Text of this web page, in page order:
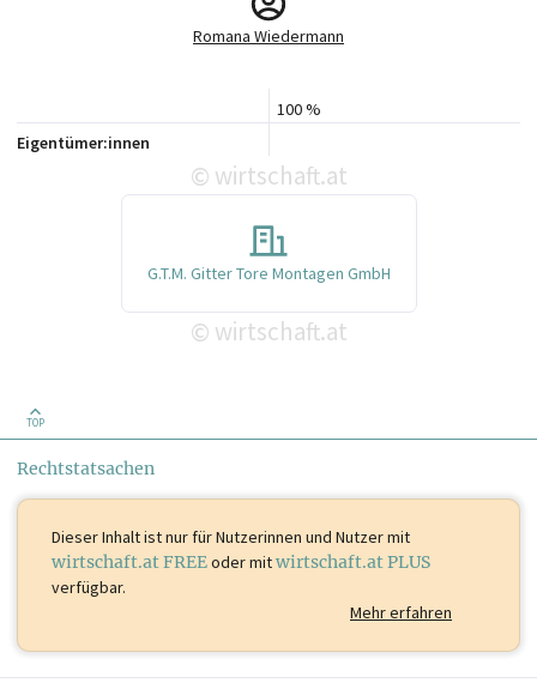
Romana Wiedermann
100 %
Eigentümer:innen
© wirtschaft.at
G.T.M. Gitter Tore Montagen GmbH
© wirtschaft.at
TOP
Rechtstatsachen
Dieser Inhalt istnur für Nutzerinnen und Nutzer mit
wirtschaft.at FREEoder mitwirtschaft.at PLUS
verfügbar.
Mehr erfahren